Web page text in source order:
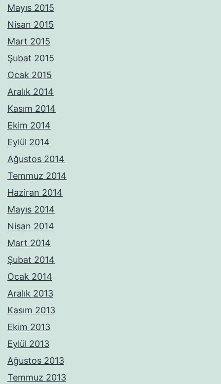
Mayıs 2015
Nisan 2015
Mart 2015
Şubat 2015
Ocak 2015
Aralık 2014
Kasım 2014
Ekim 2014
Eylül 2014
Ağustos 2014
Temmuz 2014
Haziran 2014
Mayıs 2014
Nisan 2014
Mart 2014
Şubat 2014
Ocak 2014
Aralık 2013
Kasım 2013
Ekim 2013
Eylül 2013
Ağustos 2013
Temmuz 2013